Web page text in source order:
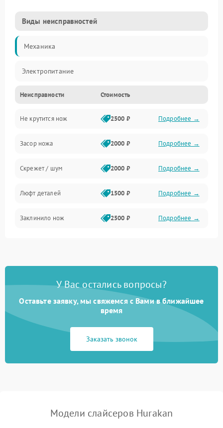
Виды неисправностей
Механика
Электропитание
Неисправности Стоимость
Не крутится нож 2500 ₽ Подробнее →
Засор ножа 2000 ₽ Подробнее →
Скрежет / шум 2000 ₽ Подробнее →
Люфт деталей 1500 ₽ Подробнее →
Заклинило нож 2500 ₽ Подробнее →
У Вас остались вопросы?
Оставьте заявку, мы свяжемся с Вами в ближайшее
время
Заказать звонок
Модели слайсеров Hurakan